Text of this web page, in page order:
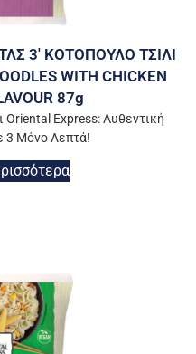
3′ ΚΟΤΟΠΟΥΛΟ ΤΣΙΛΙ
WITH CHICKEN
87g
Oriental Express: Αυθεντική
3 Μόνο Λεπτά!